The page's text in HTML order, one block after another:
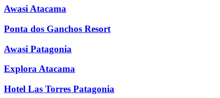
Awasi Atacama
Ponta dos Ganchos Resort
Awasi Patagonia
Explora Atacama
Hotel Las Torres Patagonia